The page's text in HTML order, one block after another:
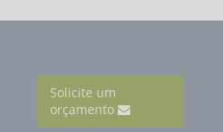
Solicite um
orçamento